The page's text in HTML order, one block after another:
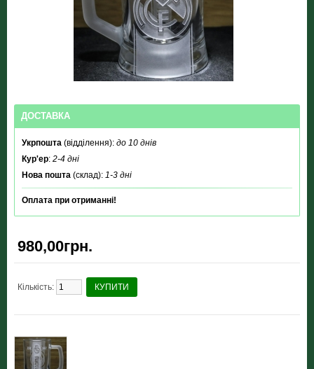
ДОСТАВКА
Укрпошта (відділення): до 10 днів
Кур'ер: 2-4 дні
Нова пошта (склад): 1-3 дні
Оплата при отриманні!
980,00грн.
Кількість: КУПИТИ